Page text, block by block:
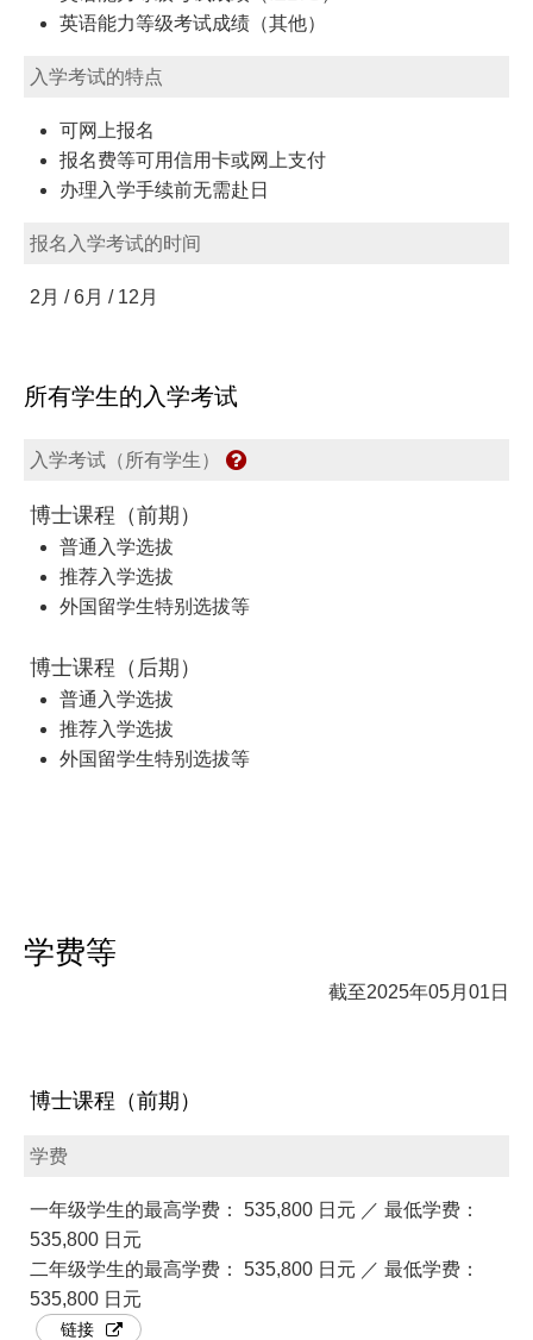
英语能力等级考试成绩（其他）
入学考试的特点
可网上报名
报名费等可用信用卡或网上支付
办理入学手续前无需赴日
报名入学考试的时间
2月 / 6月 / 12月
所有学生的入学考试
入学考试（所有学生）
博士课程（前期）
普通入学选拔
推荐入学选拔
外国留学生特别选拔等
博士课程（后期）
普通入学选拔
推荐入学选拔
外国留学生特别选拔等
学费等
截至2025年05月01日
博士课程（前期）
学费
一年级学生的最高学费： 535,800 日元 ／ 最低学费：
535,800 日元
二年级学生的最高学费： 535,800 日元 ／ 最低学费：
535,800 日元
链接